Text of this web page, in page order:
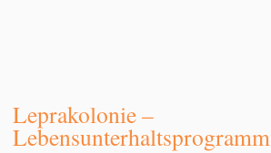
Leprakolonie –
Lebensunterhaltsprogramm